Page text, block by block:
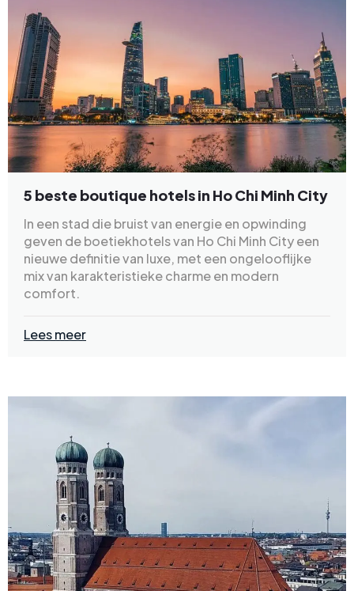
5 beste boutique hotels in Ho Chi Minh City
In een stad die bruist van energie en opwinding
geven de boetiekhotels van Ho Chi Minh City een
nieuwe definitie van luxe, met een ongelooflijke
mix van karakteristieke charme en modern
comfort.
Lees meer